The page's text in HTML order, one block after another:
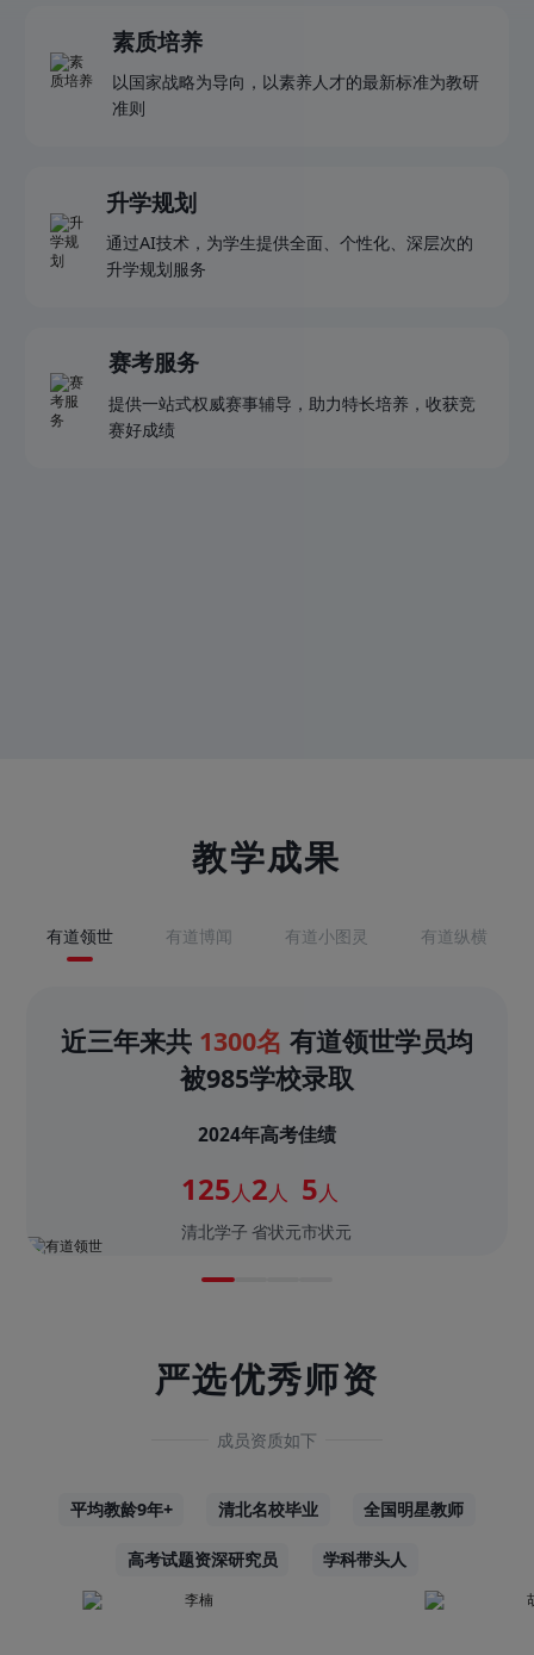
素质培养
以国家战略为导向，以素养人才的最新标准为教研
准则
升学规划
通过AI技术，为学生提供全面、个性化、深层次的
升学规划服务
赛考服务
提供一站式权威赛事辅导，助力特长培养，收获竞
赛好成绩
教学成果
有道领世 有道博闻 有道小图灵 有道纵横
近三年来共 1300名 有道领世学员均
被985学校录取
2024年高考佳绩
125人
清北学子
2人
省状元
5人
市状元
严选优秀师资
成员资质如下
平均教龄9年+ 清北名校毕业 全国明星教师
高考试题资深研究员 学科带头人